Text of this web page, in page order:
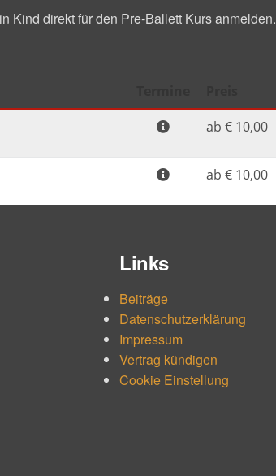
Kind direkt für den Pre-Ballett Kurs anmelden.
Links
Beiträge
Datenschutzerklärung
Impressum
Vertrag kündigen
Cookie Einstellung